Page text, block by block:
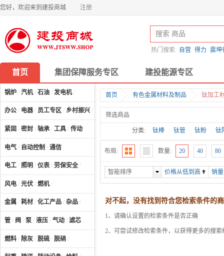
您好，欢迎来到建投商城 注册
热门搜索: 自营 得力 震坤
首页 集团保障服务专区 建投能源专区
锅炉 / 汽机/ 石油 / 发电机/
办公 / 电器 / 员工专区 / 乡村振兴 / 计算机及配件
紧固 / 密封 / 轴承 / 工具 / 传动
电气 / 自动控制 / 通信
电工 / 照明 / 仪表 / 劳保安全 /
风电 / 光伏 / 燃机/
金属 / 耗材 / 化工产品 / 杂品 /
管 / 阀 / 泵 / 液压 / 气动 / 滤芯
燃料 / 除灰 / 脱硫 / 脱硝 /
首页 有色金属材料及制品 钛加工
筛选商品
分类: 钛棒 钛管 钛粉 钛
布局: 数量: 20 40 80
智能排序 价格从低到高 销量
对不起，没有找到符合您检索条件的
1、请确认设置的检索条件是否正确
2、可尝试修改检索条件，以获得更多的搜索